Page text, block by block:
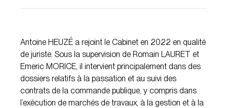
Antoine HEUZÉ a rejoint le Cabinet en 2022 en qualité
de juriste. Sous la supervision de Romain LAURET et
Emeric MORICE, il intervient principalement dans des
dossiers relatifs à la passation et au suivi des
contrats de la commande publique, y compris dans
l’exécution de marchés de travaux, à la gestion et à la